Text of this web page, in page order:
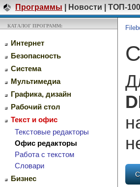
Программы Новости ТОП-
КАТАЛОГ ПРОГРАММ:
Интернет
Безопасность
Система
Мультимедиа
Графика, дизайн
Рабочий стол
Текст и офис
Текстовые редакторы
Офис редакторы
Работа с текстом
Словари
Бизнес